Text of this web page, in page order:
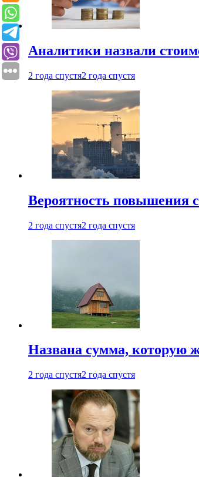
Аналитики назвали
2 года спустя2 года спустя
Вероятность повышения
2 года спустя2 года спустя
Названа сумма, которую
2 года спустя2 года спустя